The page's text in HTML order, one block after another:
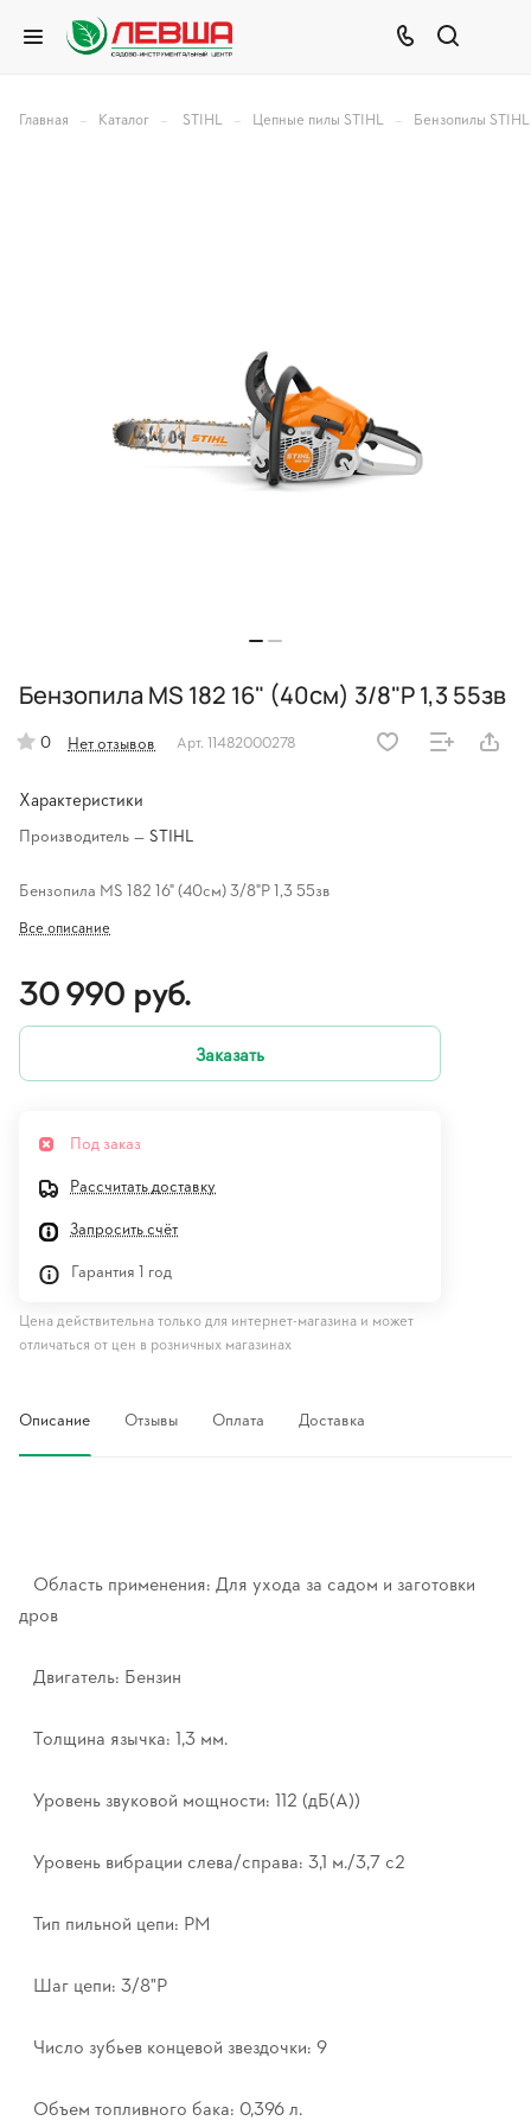
Главная – Каталог – STIHL – Цепные пилы STIHL – Бензопилы STIHL
Бензопила MS 182 16" (40см) 3/8"P 1,3 55зв
0 Нет отзывов Арт. 11482000278
Характеристики
Производитель — STIHL
Бензопила MS 182 16" (40см) 3/8"P 1,3 55зв
Все описание
30 990 руб.
Заказать
Под заказ
Рассчитать доставку
Запросить счёт
Гарантия 1 год
Цена действительна только для интернет-магазина и может
отличаться от цен в розничных магазинах
Описание Отзывы Оплата Доставка
Область применения: Для ухода за садом и заготовки
дров
Двигатель: Бензин
Толщина язычка: 1,3 мм.
Уровень звуковой мощности: 112 (дБ(А))
Уровень вибрации слева/справа: 3,1 м./3,7 с2
Тип пильной цепи: PM
Шаг цепи: 3/8"P
Число зубьев концевой звездочки: 9
Объем топливного бака: 0,396 л.